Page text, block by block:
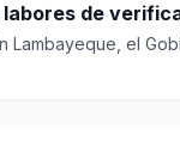
labores de
Lambayeque, el